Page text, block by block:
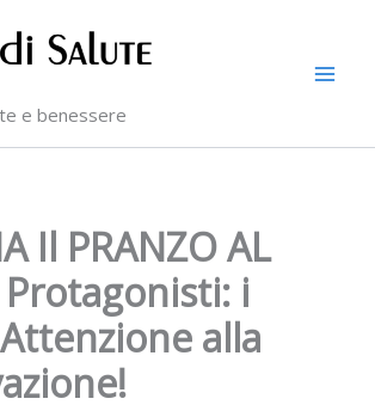
e benessere
Il PRANZO AL
Protagonisti: i
alla